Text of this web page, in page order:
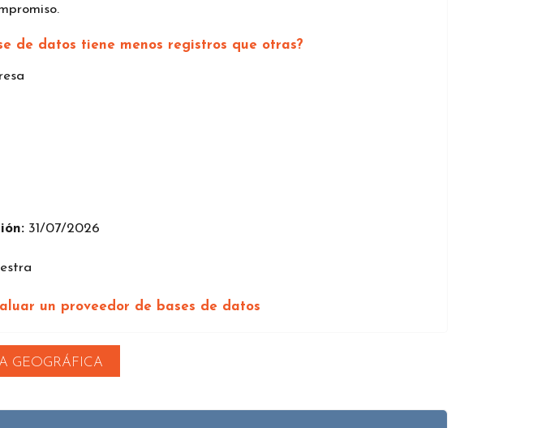
de datos tiene menos registros que otras?
31/07/2026
un proveedor de bases de datos
GEOGRÁFICA